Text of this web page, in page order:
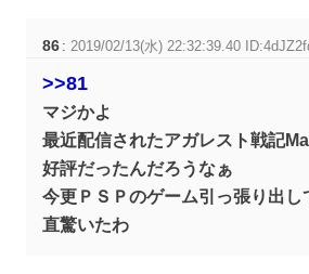
86 : 2019/02/13(水) 22:32:39.40
>>81
マジかよ
最近配信されたアガレスト戦記
好評だったんだろうなぁ
今更ＰＳＰのゲーム引っ張り出し
直驚いたわ